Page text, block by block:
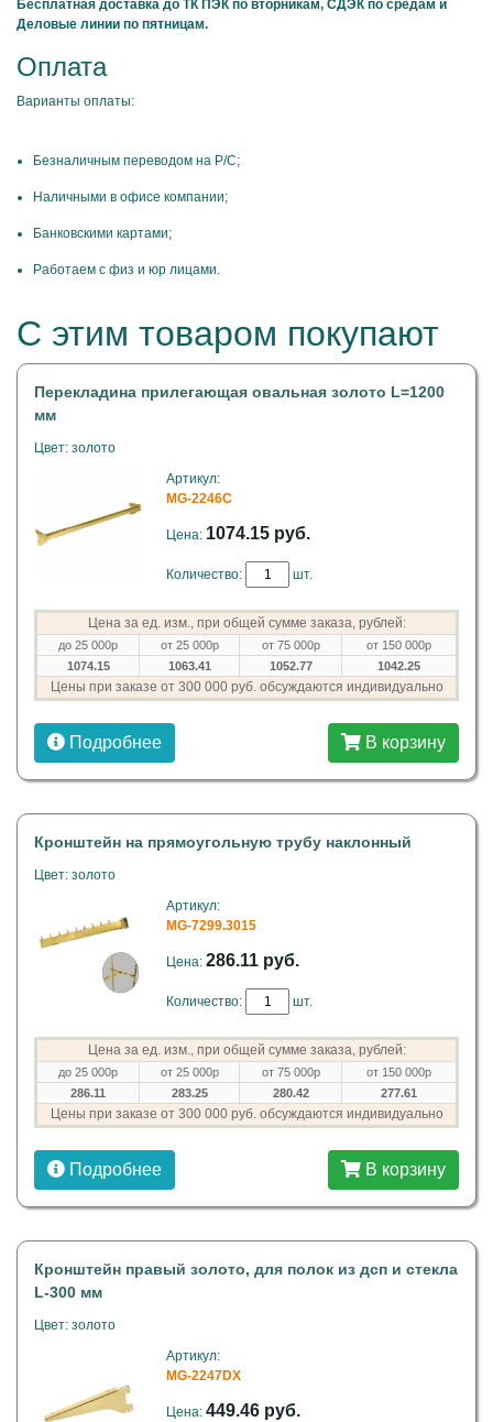
Бесплатная доставка до ТК ПЭК по вторникам, СДЭК по средам и
Деловые линии по пятницам.
Оплата
Варианты оплаты:
Безналичным переводом на Р/С;
Наличными в офисе компании;
Банковскими картами;
Работаем с физ и юр лицами.
С этим товаром покупают
Перекладина прилегающая овальная золото L=1200
мм
Цвет: золото
Артикул:
MG-2246C
Цена: 1074.15 руб.
Количество: шт.
Цена за ед. изм., при общей сумме заказа, рублей:
до 25 000р от 25 000р от 75 000р
от 150 000р
1074.15
1063.41 1052.77 1042.25
Цены при заказе от 300 000 руб. обсуждаются индивидуально
Подробнее В корзину
Кронштейн на прямоугольную трубу наклонный
Цвет: золото
Артикул:
MG-7299.3015
Цена: 286.11 руб.
Количество: шт.
Цена за ед. изм., при общей сумме заказа, рублей:
до 25 000р от 25 000р от 75 000р
от 150 000р
286.11
283.25 280.42 277.61
Цены при заказе от 300 000 руб. обсуждаются индивидуально
Подробнее В корзину
Кронштейн правый золото, для полок из дсп и стекла
L-300 мм
Цвет: золото
Артикул:
MG-2247DX
Цена: 449.46 руб.